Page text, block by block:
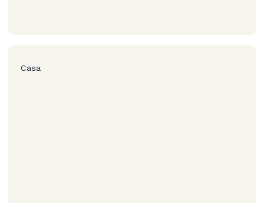
Casa